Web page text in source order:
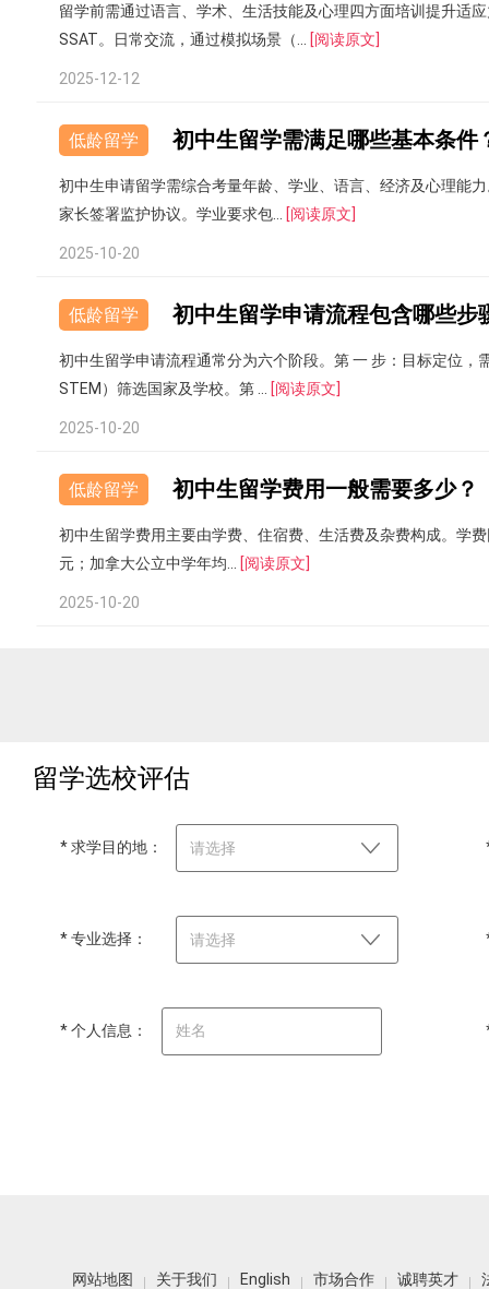
留学前需通过语言、学术、生活技能及心理四方面培训提升适
SSAT。日常交流，通过模拟场景（...
[阅读原文]
2025-12-12
低龄留学 初中生留学需满足哪些基本条件
初中生申请留学需综合考量年龄、学业、语言、经济及心理能
家长签署监护协议。学业要求包...
[阅读原文]
2025-10-20
低龄留学 初中生留学申请流程包含哪些步
初中生留学申请流程通常分为六个阶段。第 一 步：目标定位
STEM）筛选国家及学校。第 ...
[阅读原文]
2025-10-20
低龄留学 初中生留学费用一般需要多少？
初中生留学费用主要由学费、住宿费、生活费及杂费构成。学
元；加拿大公立中学年均...
[阅读原文]
2025-10-20
留学选校评估
* 求学目的地： 请选择
* 专业选择： 请选择
* 个人信息：
网站地图 关于我们 English 市场合作 诚聘英才